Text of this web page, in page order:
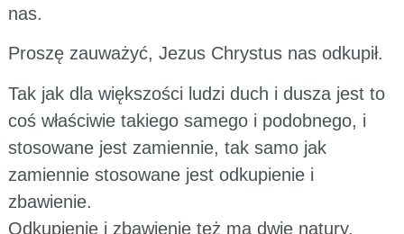
nas.
Proszę zauważyć, Jezus Chrystus nas odkupił.
Tak jak dla większości ludzi duch i dusza jest to
coś właściwie takiego samego i podobnego, i
stosowane jest zamiennie, tak samo jak
zamiennie stosowane jest odkupienie i
zbawienie.
Odkupienie i zbawienie też ma dwie natury.